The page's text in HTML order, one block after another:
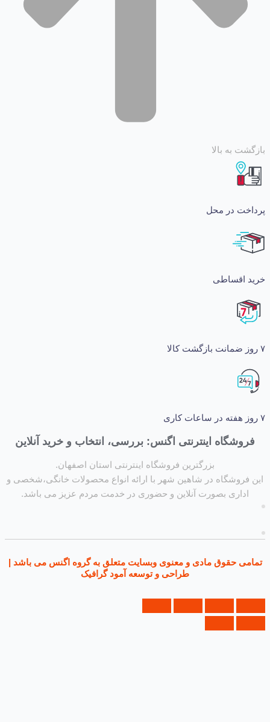
به بالا
در محل
اینترنتی اگنس: بررسی، انتخاب و خرید آنلاین
بزرگترین فروشگاه اینترنتی استان اصفهان.
در شاهین شهر با ارائه انواع محصولات خانگی،شخصی و
بصورت آنلاین و حضوری در خدمت مردم عزیز می باشد.
حقوق مادی و معنوی وبسایت متعلق به گروه اگنس می باشد |
طراحی و توسعه آمود گرافیک